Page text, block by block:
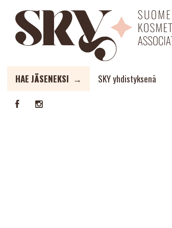
HAE JÄSENEKSI → SKY yhdistyksenä